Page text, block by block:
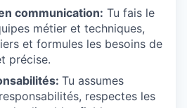
communication: Tu fais le
métier et techniques,
et formules les besoins de
précise.
Tu assumes
respectes les